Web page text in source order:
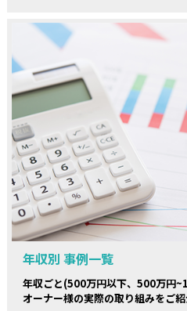
年収別 事例一覧
年収ごと(500万円以下、500万円
オーナー様の実際の取り組みをご紹